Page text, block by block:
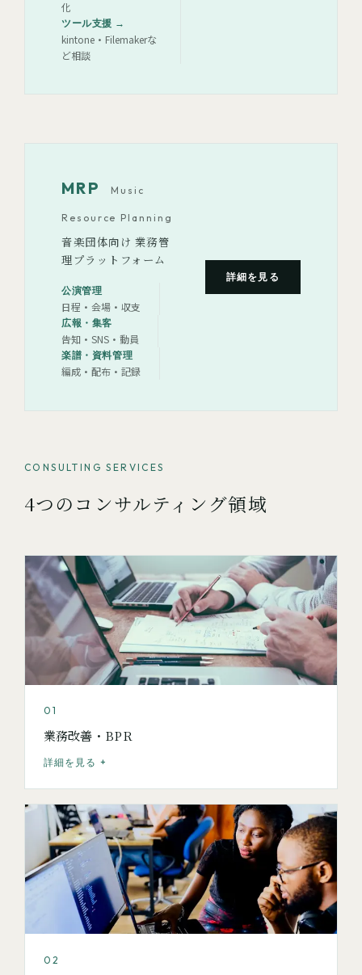
化
ツール支援 →
kintone・Filemakerな
ど相談
MRP Music
Resource Planning
音楽団体向け 業務管
理プラットフォーム
公演管理
日程・会場・収支
広報・集客
告知・SNS・動員
楽譜・資料管理
編成・配布・記録
詳細を見る
CONSULTING SERVICES
4つのコンサルティング領域
01
業務改善・BPR
詳細を見る +
02